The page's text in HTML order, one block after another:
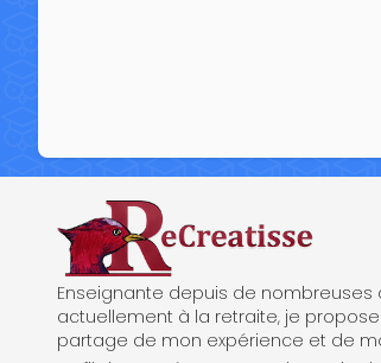
ReCreatisse
Enseignante depuis de nombreuses
actuellement à la retraite, je
partage de mon expérience et de